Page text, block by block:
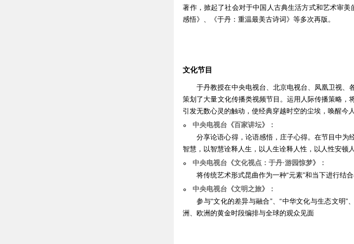
著作，掀起了社会对于中国人古典生活方式和艺术审
感悟》、《于丹：重温最美古诗词》等多次再版。
文化节目
于丹教授在中央电视台、北京电视台、凤凰卫视、
策划了大量文化传播类视频节目。运用人际传播策略，
引发无数心灵的触动，使经典穿越时空的尘埃，唤醒今
中央电视台《百家讲坛》：
分享论语心得，论语感悟，庄子心得。在节目中为
智慧，以智慧诠释人生，以人生诠释人性，以人性安顿
中央电视台《文化视点：于丹·游园惊梦》：
将传统艺术形式昆曲作为一种“元素”和当下进行结
中央电视台《文明之旅》：
参与“文化的差异与融合”、“中华文化与生态文明”
洲、欧洲的黄金时段编排与全球的观众见面